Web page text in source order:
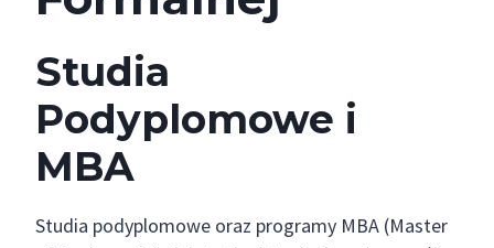
Studia
Podyplomowe i
MBA
Studia podyplomowe oraz programy MBA (Master